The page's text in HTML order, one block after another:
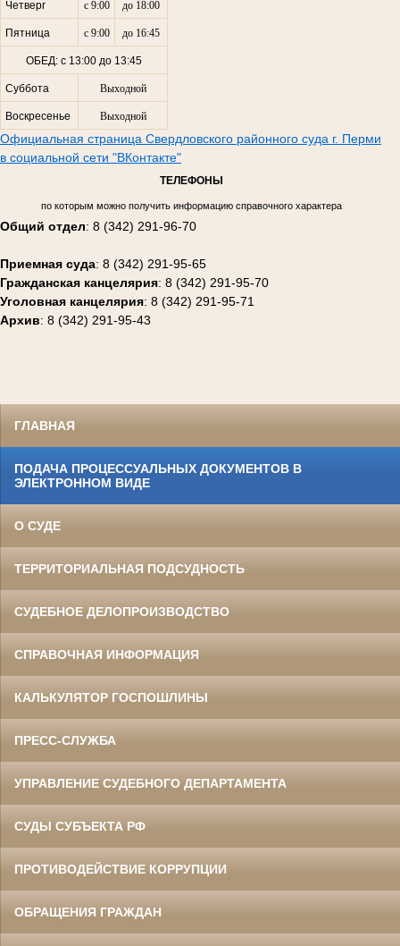
Четверг с 9:00 до 18:00
Пятница с 9:00 до 16:45
ОБЕД: с 13:00 до 13:45
Суббота Выходной
Воскресенье Выходной
Официальная страница Свердловского районного суда г. Перми
в социальной сети "ВКонтакте"
ТЕЛЕФОНЫ
по которым можно получить информацию справочного характера
Общий отдел: 8 (342) 291-96-70
Приемная суда: 8 (342) 291-95-65
Гражданская канцелярия: 8 (342) 291-95-70
Уголовная канцелярия: 8 (342) 291-95-71
Архив: 8 (342) 291-95-43
ГЛАВНАЯ
ПОДАЧА ПРОЦЕССУАЛЬНЫХ ДОКУМЕНТОВ В
ЭЛЕКТРОННОМ ВИДЕ
О СУДЕ
ТЕРРИТОРИАЛЬНАЯ ПОДСУДНОСТЬ
СУДЕБНОЕ ДЕЛОПРОИЗВОДСТВО
СПРАВОЧНАЯ ИНФОРМАЦИЯ
КАЛЬКУЛЯТОР ГОСПОШЛИНЫ
ПРЕСС-СЛУЖБА
УПРАВЛЕНИЕ СУДЕБНОГО ДЕПАРТАМЕНТА
СУДЫ СУБЪЕКТА РФ
ПРОТИВОДЕЙСТВИЕ КОРРУПЦИИ
ОБРАЩЕНИЯ ГРАЖДАН